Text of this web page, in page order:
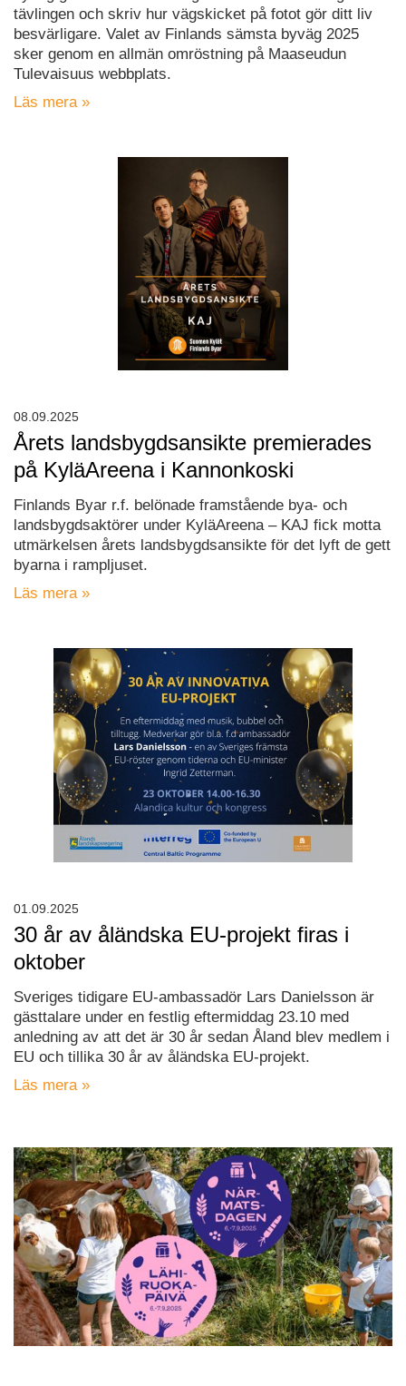
tävlingen och skriv hur vägskicket på fotot gör ditt liv
besvärligare. Valet av Finlands sämsta byväg 2025
sker genom en allmän omröstning på Maaseudun
Tulevaisuus webbplats.
Läs mera »
Årets landsbygdsansikte premierades
på KyläAreena i Kannonkoski
Finlands Byar r.f. belönade framstående bya- och
landsbygdsaktörer under KyläAreena – KAJ fick motta
utmärkelsen årets landsbygdsansikte för det lyft de gett
byarna i rampljuset.
Läs mera »
08.09.2025
30 år av åländska EU-projekt firas i
oktober
Sveriges tidigare EU-ambassadör Lars Danielsson är
gästtalare under en festlig eftermiddag 23.10 med
anledning av att det är 30 år sedan Åland blev medlem i
EU och tillika 30 år av åländska EU-projekt.
Läs mera »
01.09.2025